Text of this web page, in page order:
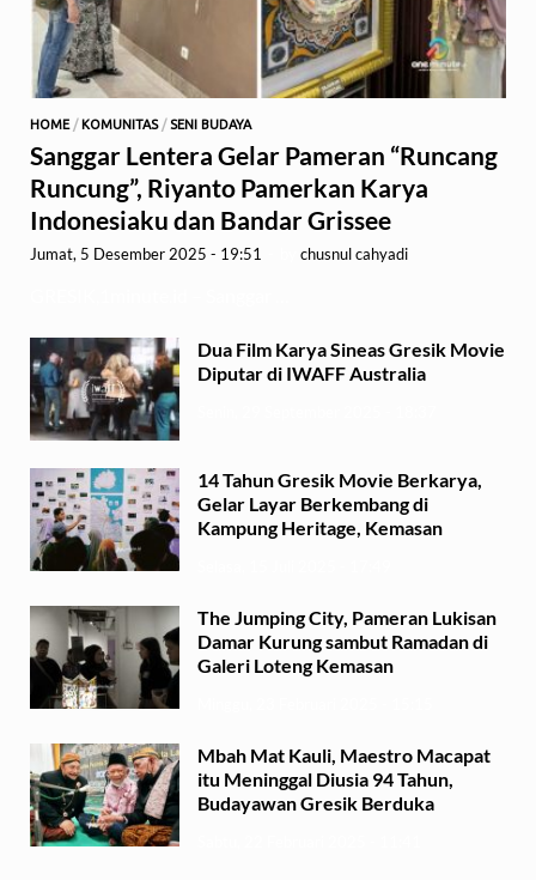
HOME / KOMUNITAS/ SENI BUDAYA
Sanggar Lentera Gelar Pameran “Runcang
Runcung”, Riyanto Pamerkan Karya
Indonesiaku dan Bandar Grissee
Jumat, 5 Desember 2025 - 19:51 chusnul cahyadi
Dua Film Karya Sineas Gresik Movie
Diputar di IWAFF Australia
14 Tahun Gresik Movie Berkarya,
Gelar Layar Berkembang di
Kampung Heritage, Kemasan
The Jumping City, Pameran Lukisan
Damar Kurung sambut Ramadan di
Galeri Loteng Kemasan
Mbah Mat Kauli, Maestro Macapat
itu Meninggal Diusia 94 Tahun,
Budayawan Gresik Berduka